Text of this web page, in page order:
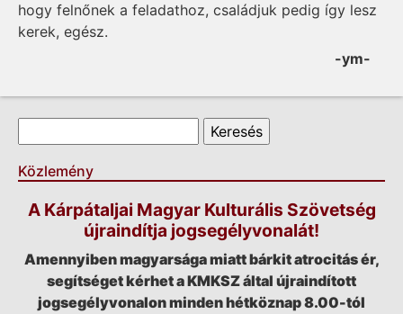
hogy felnőnek a feladathoz, családjuk pedig így lesz
kerek, egész.
-ym-
Keresés űrlap
Közlemény
A Kárpátaljai Magyar Kulturális Szövetség
újraindítja jogsegélyvonalát!
Amennyiben magyarsága miatt bárkit atrocitás ér,
segítséget kérhet a KMKSZ által újraindított
jogsegélyvonalon minden hétköznap 8.00-tól